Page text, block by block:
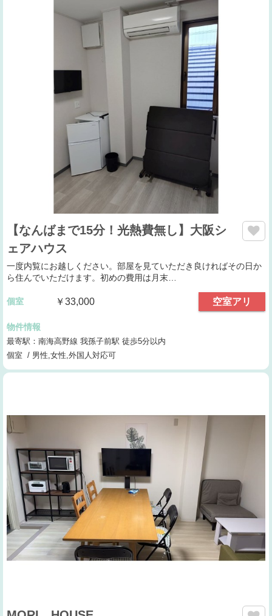
【なんばまで15分！光熱費無し】大阪シ
ェアハウス
一度内覧にお越しください。部屋を見ていただき良ければその日か
ら住んでいただけます。初めの費用は月末…
個室 ￥33,000 空室アリ
物件情報
最寄駅：南海高野線 我孫子前駅 徒歩5分以内
個室 / 男性,女性,外国人対応可